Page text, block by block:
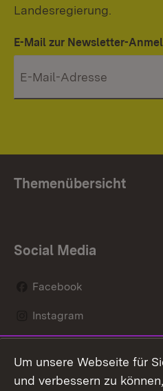
Landesregierung.
E-Mail zur Newsletter-
Themenübersicht
Social Media
Facebook
Instagram
Mastodon
Um unsere Webseite für
und verbessern zu